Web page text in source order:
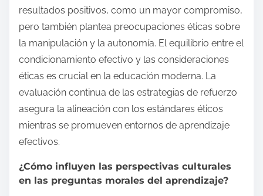
resultados positivos, como un mayor compromiso,
pero también plantea preocupaciones éticas sobre
la manipulación y la autonomía. El equilibrio entre el
condicionamiento efectivo y las consideraciones
éticas es crucial en la educación moderna. La
evaluación continua de las estrategias de refuerzo
asegura la alineación con los estándares éticos
mientras se promueven entornos de aprendizaje
efectivos.
¿Cómo influyen las perspectivas culturales
en las preguntas morales del aprendizaje?